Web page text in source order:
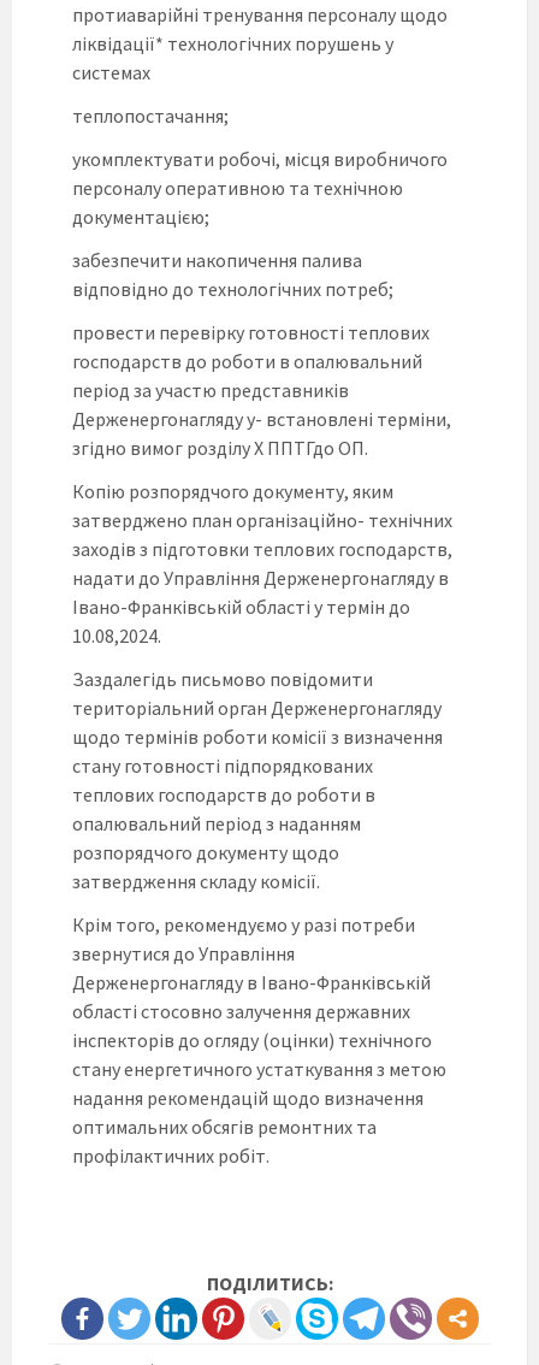
протиаварійні тренування персоналу щодо
ліквідації* технологічних порушень у
системах
теплопостачання;
укомплектувати робочі, місця виробничого
персоналу оперативною та технічною
документацією;
забезпечити накопичення палива
відповідно до технологічних потреб;
провести перевірку готовності теплових
господарств до роботи в опалювальний
період за участю представників
Держенергонагляду у- встановлені терміни,
згідно вимог розділу X ППТГдо ОП.
Копію розпорядчого документу, яким
затверджено план організаційно- технічних
заходів з підготовки теплових господарств,
надати до Управління Держенергонагляду в
Івано-Франківській області у термін до
10.08,2024.
Заздалегідь письмово повідомити
територіальний орган Держенергонагляду
щодо термінів роботи комісії з визначення
стану готовності підпорядкованих
теплових господарств до роботи в
опалювальний період з наданням
розпорядчого документу щодо
затвердження складу комісії.
Крім того, рекомендуємо у разі потреби
звернутися до Управління
Держенергонагляду в Івано-Франківській
області стосовно залучення державних
інспекторів до огляду (оцінки) технічного
стану енергетичного устаткування з метою
надання рекомендацій щодо визначення
оптимальних обсягів ремонтних та
профілактичних робіт.
ПОДІЛИТИСЬ: